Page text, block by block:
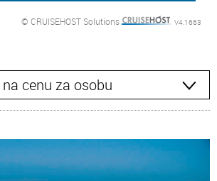
© CRUISEHOST Solutions V4.1663